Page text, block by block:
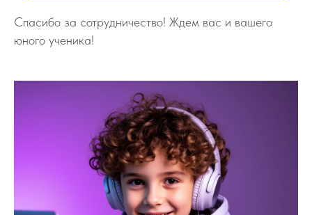
Спасибо за сотрудничество! Ждем вас и вашего
юного ученика!